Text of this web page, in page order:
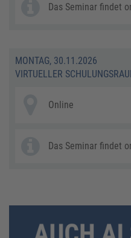
Das Seminar findet
MONTAG, 30.11.2026
VIRTUELLER
Online
Das Seminar findet